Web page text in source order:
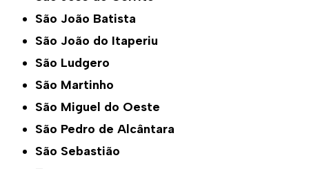
São João Batista
São João do Itaperiu
São Ludgero
São Martinho
São Miguel do Oeste
São Pedro de Alcântara
São Sebastião